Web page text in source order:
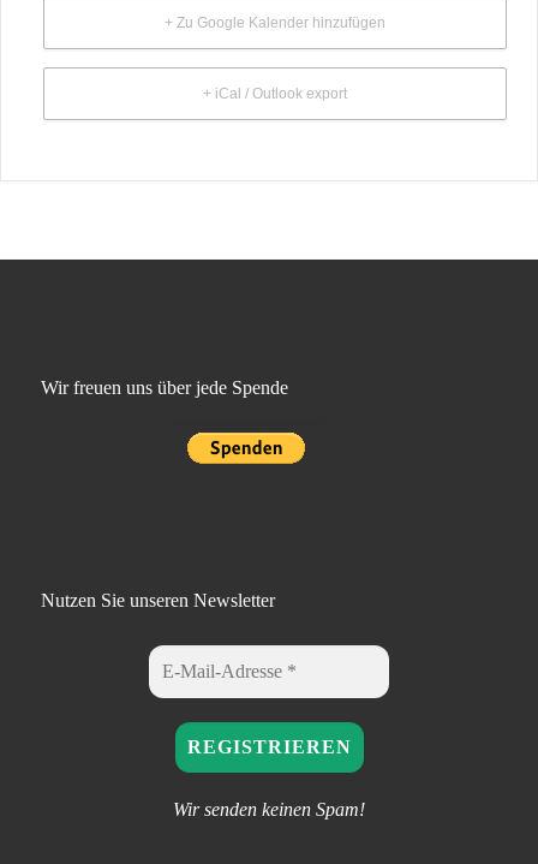
+ Zu Google Kalender hinzufügen
+ iCal / Outlook export
Wir freuen uns über jede Spende
Nutzen Sie unseren Newsletter
Wir senden keinen Spam!